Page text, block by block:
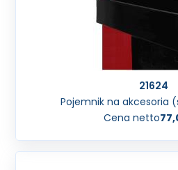
21624
Pojemnik na akcesoria
Cena netto